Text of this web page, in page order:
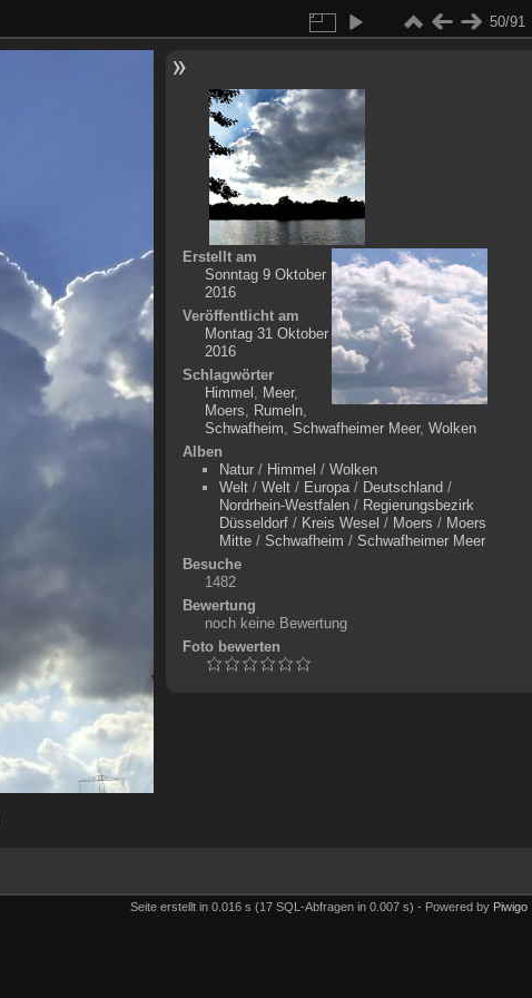
50/91
Erstellt am
Sonntag 9 Oktober
2016
Veröffentlicht am
Montag 31 Oktober
2016
Schlagwörter
Himmel , Meer,
Moers, Rumeln,
Schwafheim, Schwafheimer Meer, Wolken
Alben
Natur/ Himmel / Wolken
Welt/ Welt/ Europa/ Deutschland /
Nordrhein-Westfalen/ Regierungsbezirk
Düsseldorf/ Kreis Wesel / Moers / Moers
Mitte/ Schwafheim / Schwafheimer Meer
Besuche
1482
Bewertung
noch keine Bewertung
Foto bewerten
Seite erstellt in 0.016 s (17 SQL-Abfragen in 0.007 s) - Powered by Piwigo